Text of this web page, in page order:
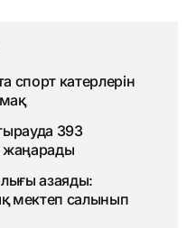
спорт катерлерін
393
жаңарады
азаяды:
мектеп салынып